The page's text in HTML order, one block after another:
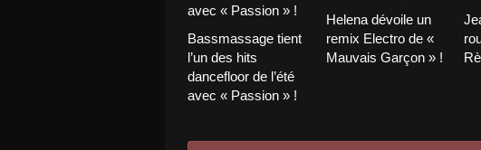
Bassmassage tient
l’un des hits
dancefloor de l’été
avec « Passion » !
Helena dévoile un
remix Electro de «
Mauvais Garçon » !